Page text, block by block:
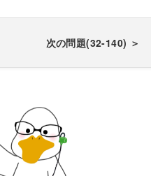
次の問題(32-140) ＞